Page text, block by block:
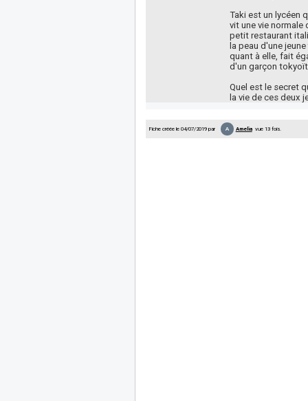
Taki est un lycéen
vit une vie
petit restaurant
la peau d'une
quant à elle, fait
d'un garçon
Quel est le secret
la vie de ces deux
Fiche créée le 04/07/2019 par A Ameliavue 13 fois.